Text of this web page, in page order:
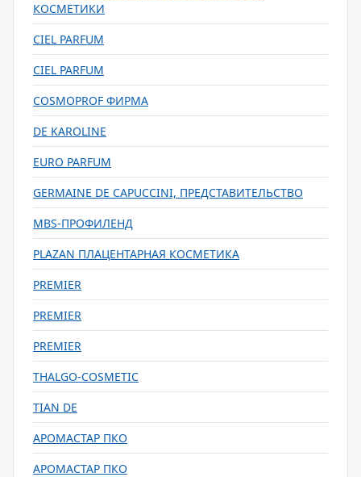
КОСМЕТИКИ
CIEL PARFUM
CIEL PARFUM
COSMOPROF ФИРМА
DE KAROLINE
EURO PARFUM
GERMAINE DE CAPUCCINI, ПРЕДСТАВИТЕЛЬСТВО
MBS-ПРОФИЛЕНД
PLAZAN ПЛАЦЕНТАРНАЯ КОСМЕТИКА
PREMIER
PREMIER
PREMIER
THALGO-COSMETIC
TIAN DE
АРОМАСТАР ПКО
АРОМАСТАР ПКО